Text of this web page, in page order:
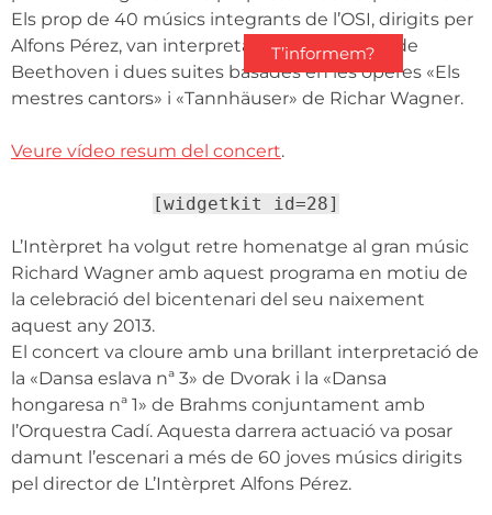
T’informem?
Els prop de 40 músics integrants de l’OSI, dirigits per
Alfons Pérez, van interpretar la «1ª simfonia» de
Beethoven i dues suites basades en les òperes «Els
mestres cantors» i «Tannhäuser» de Richar Wagner.
Veure vídeo resum del concert.
[widgetkit id=28]
L’Intèrpret ha volgut retre homenatge al gran músic
Richard Wagner amb aquest programa en motiu de
la celebració del bicentenari del seu naixement
aquest any 2013.
El concert va cloure amb una brillant interpretació de
la «Dansa eslava nª 3» de Dvorak i la «Dansa
hongaresa nª 1» de Brahms conjuntament amb
l’Orquestra Cadí. Aquesta darrera actuació va posar
damunt l’escenari a més de 60 joves músics dirigits
pel director de L’Intèrpret Alfons Pérez.